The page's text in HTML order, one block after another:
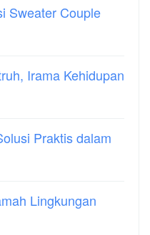
Sweater Couple
Irama Kehidupan
Praktis dalam
Lingkungan